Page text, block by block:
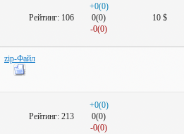
10 $
+0(0)
0(0)
-0(0)
Рейтинг:106
zip-Файл
+0(0)
0(0)
-0(0)
Рейтинг:213